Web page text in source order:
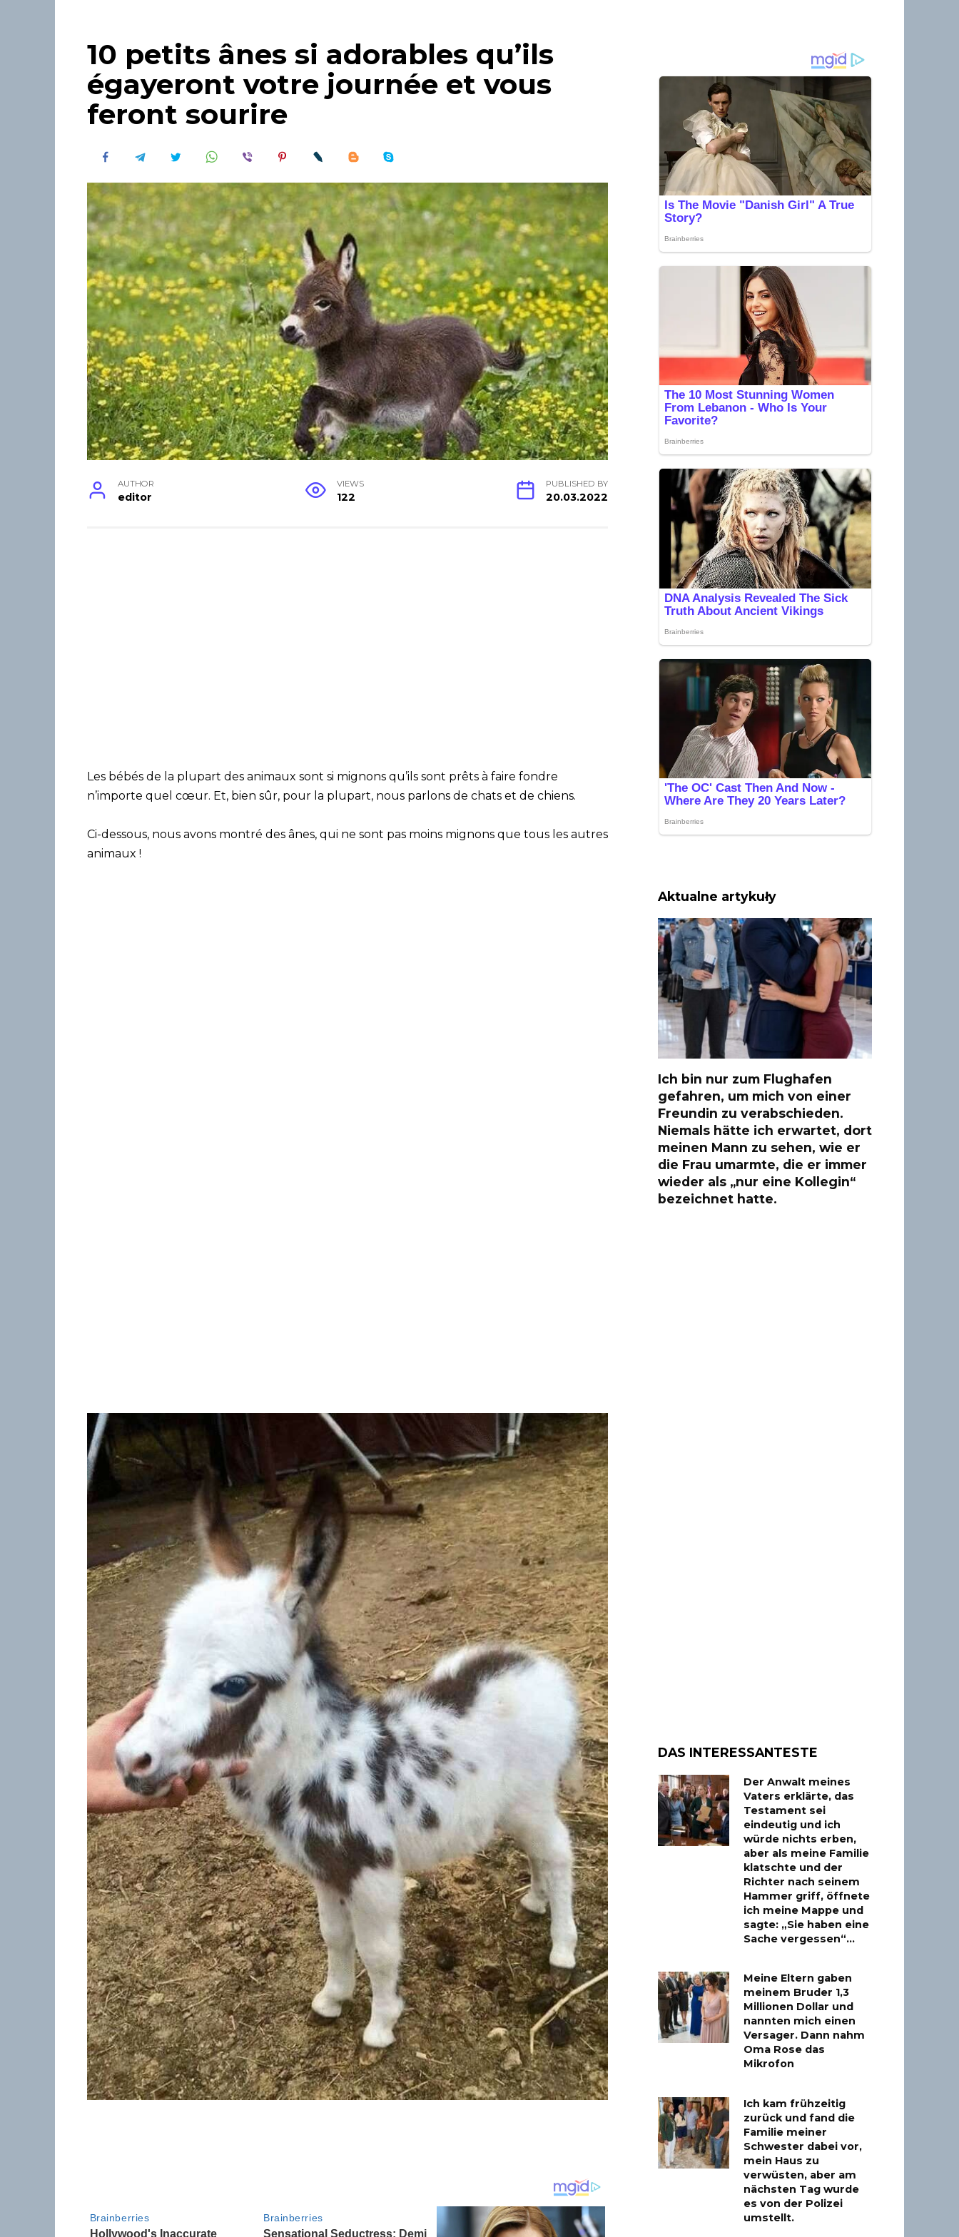
10 petits ânes si adorables qu’ils
égayeront votre journée et vous
feront sourire
AUTHOR
editor
VIEWS
122
PUBLISHED BY
20.03.2022
Les bébés de la plupart des animaux sont si mignons qu’ils sont prêts à faire fondre
n’importe quel cœur. Et, bien sûr, pour la plupart, nous parlons de chats et de chiens.
Ci-dessous, nous avons montré des ânes, qui ne sont pas moins mignons que tous les autres
animaux !
Aktualne artykuły
Ich bin nur zum Flughafen
gefahren, um mich von einer
Freundin zu verabschieden.
Niemals hätte ich erwartet, dort
meinen Mann zu sehen, wie er
die Frau umarmte, die er immer
wieder als „nur eine Kollegin“
bezeichnet hatte.
DAS INTERESSANTESTE
Der Anwalt meines
Vaters erklärte, das
Testament sei
eindeutig und ich
würde nichts erben,
aber als meine Familie
klatschte und der
Richter nach seinem
Hammer griff, öffnete
ich meine Mappe und
sagte: „Sie haben eine
Sache vergessen“…
Meine Eltern gaben
meinem Bruder 1,3
Millionen Dollar und
nannten mich einen
Versager. Dann nahm
Oma Rose das
Mikrofon
Ich kam frühzeitig
zurück und fand die
Familie meiner
Schwester dabei vor,
mein Haus zu
verwüsten, aber am
nächsten Tag wurde
es von der Polizei
umstellt.